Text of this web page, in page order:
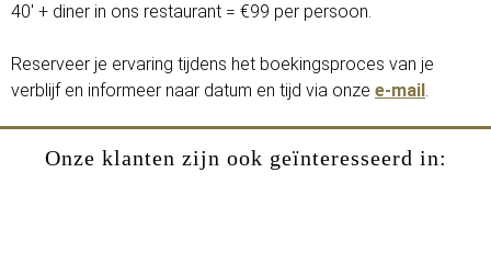
40' + diner in ons restaurant = €99 per persoon.
Reserveer je ervaring tijdens het boekingsproces van je
verblijf en informeer naar datum en tijd via onze e-mail.
Onze klanten zijn ook geïnteresseerd in: